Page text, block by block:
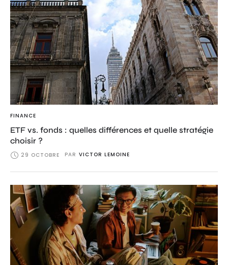
FINANCE
ETF vs. fonds : quelles différences et quelle stratégie
choisir ?
29 OCTOBRE PAR VICTOR LEMOINE